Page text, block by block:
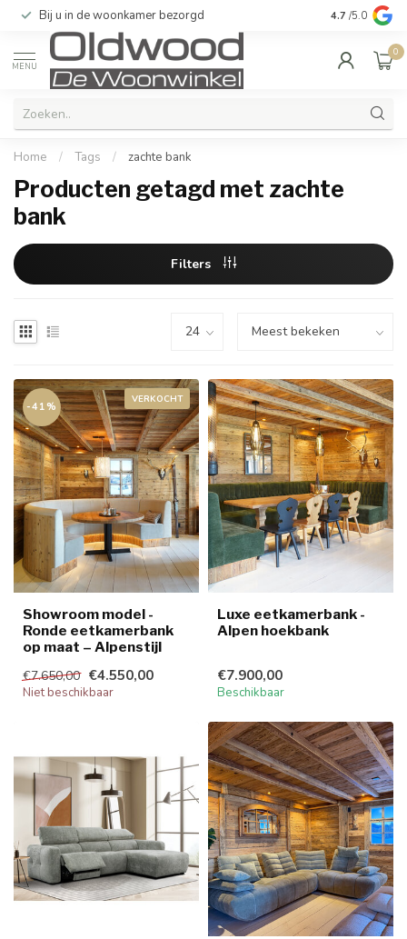
Bij u in de woonkamer bezorgd Kwaliteit &
4.7 /5.0
MENU
0
Home / Tags / zachte bank
Producten getagd met zachte
bank
Filters
VERKOCHT
-41%
Showroom model -
Ronde eetkamerbank
op maat – Alpenstijl
€7.650,00 €4.550,00
Niet beschikbaar
Luxe eetkamerbank -
Alpen hoekbank
€7.900,00
Beschikbaar